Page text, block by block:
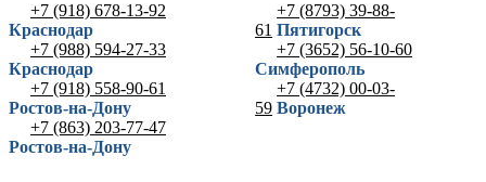
+7 (918) 678-13-92
Краснодар
+7 (988) 594-27-33
Краснодар
+7 (918) 558-90-61
Ростов-на-Дону
+7 (863) 203-77-47
Ростов-на-Дону
+7 (8793) 39-88-
61 Пятигорск
+7 (3652) 56-10-60
Симферополь
+7 (4732) 00-03-
59 Воронеж